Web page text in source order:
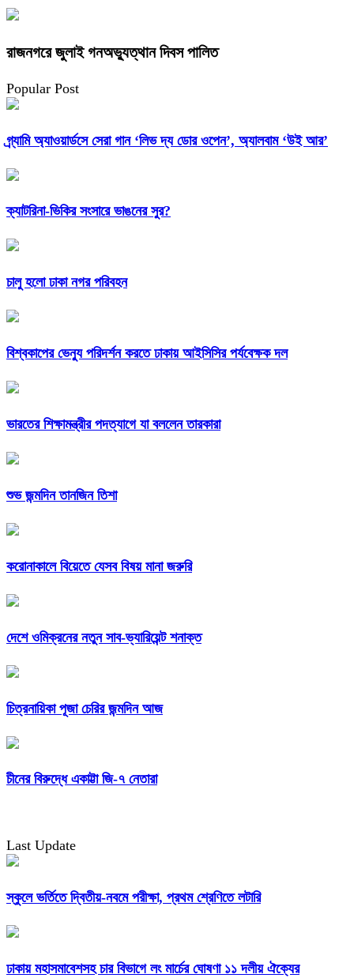
রাজনগরে জুলাই গনঅভ্যুত্থান দিবস পালিত
Popular Post
গ্র্যামি অ্যাওয়ার্ডসে সেরা গান ‘লিভ দ্য ডোর ওপেন’, অ্যালবাম ‘উই আর’
ক্যাটরিনা-ভিকির সংসারে ভাঙনের সুর?
চালু হলো ঢাকা নগর পরিবহন
বিশ্বকাপের ভেন্যু পরিদর্শন করতে ঢাকায় আইসিসির পর্যবেক্ষক দল
ভারতের শিক্ষামন্ত্রীর পদত্যাগে যা বললেন তারকারা
শুভ জন্মদিন তানজিন তিশা
করোনাকালে বিয়েতে যেসব বিষয় মানা জরুরি
দেশে ওমিক্রনের নতুন সাব-ভ্যারিয়েন্ট শনাক্ত
চিত্রনায়িকা পূজা চেরির জন্মদিন আজ
চীনের বিরুদ্ধে একাট্টা জি-৭ নেতারা
Last Update
স্কুলে ভর্তিতে দ্বিতীয়-নবমে পরীক্ষা, প্রথম শ্রেণিতে লটারি
ঢাকায় মহাসমাবেশসহ চার বিভাগে লং মার্চের ঘোষণা ১১ দলীয় ঐক্যের